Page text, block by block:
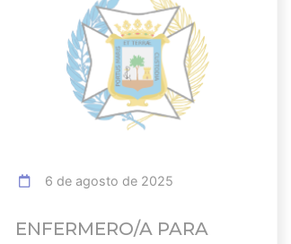
6 de agosto de 2025
ENFERMERO/A PARA